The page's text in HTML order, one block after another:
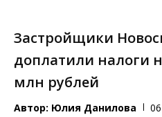
Застройщики
доплатили налоги
млн рублей
Автор: Юлия Данилова